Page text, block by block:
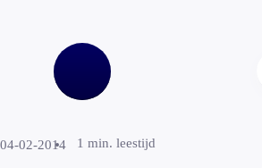
04-02-2014 1 min. leestijd